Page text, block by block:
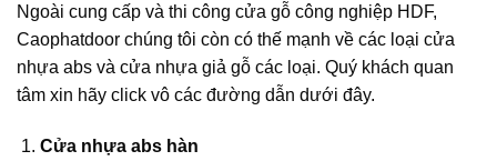
Ngoài cung cấp và thi công cửa gỗ công nghiệp HDF,
Caophatdoor chúng tôi còn có thế mạnh về các loại cửa
nhựa abs và cửa nhựa giả gỗ các loại. Quý khách quan
tâm xin hãy click vô các đường dẫn dưới đây.
Cửa nhựa abs hàn